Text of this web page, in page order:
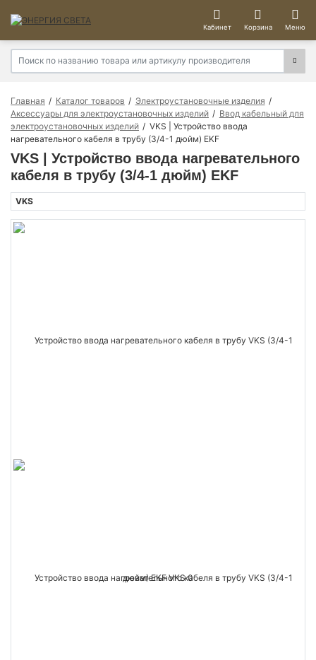
Кабинет Корзина Меню
Главная Каталог товаров
Электроустановочные изделия
Аксессуары для электроустановочных изделий
Ввод кабельный для
электроустановочных изделий
VKS | Устройство ввода
нагревательного кабеля в трубу (3/4-1 дюйм) EKF
VKS | Устройство ввода нагревательного
кабеля в трубу (3/4-1 дюйм) EKF
VKS